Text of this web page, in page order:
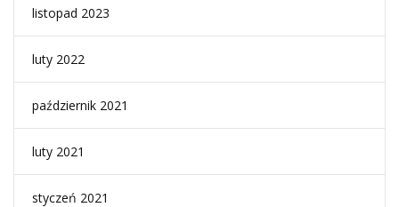
listopad 2023
luty 2022
październik 2021
luty 2021
styczeń 2021